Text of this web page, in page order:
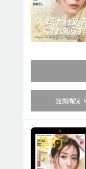
定期購読